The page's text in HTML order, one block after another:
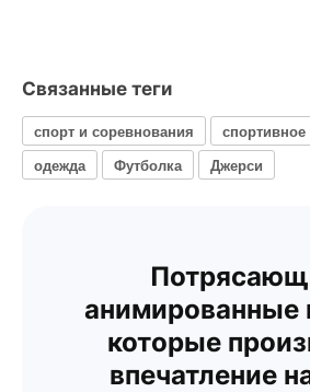
Связанные теги
спорт и соревнования
одежда
Футболка Джерси
анимированные
которые
впечатление